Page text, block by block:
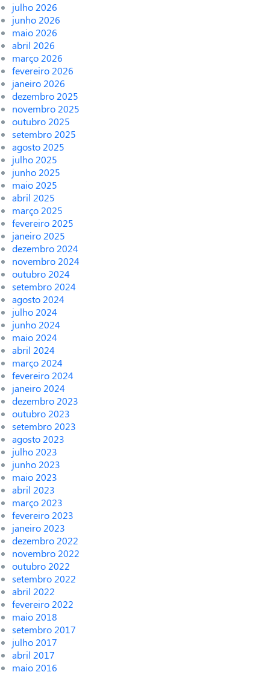
julho 2026
junho 2026
maio 2026
abril 2026
março 2026
fevereiro 2026
janeiro 2026
dezembro 2025
novembro 2025
outubro 2025
setembro 2025
agosto 2025
julho 2025
junho 2025
maio 2025
abril 2025
março 2025
fevereiro 2025
janeiro 2025
dezembro 2024
novembro 2024
outubro 2024
setembro 2024
agosto 2024
julho 2024
junho 2024
maio 2024
abril 2024
março 2024
fevereiro 2024
janeiro 2024
dezembro 2023
outubro 2023
setembro 2023
agosto 2023
julho 2023
junho 2023
maio 2023
abril 2023
março 2023
fevereiro 2023
janeiro 2023
dezembro 2022
novembro 2022
outubro 2022
setembro 2022
abril 2022
fevereiro 2022
maio 2018
setembro 2017
julho 2017
abril 2017
maio 2016